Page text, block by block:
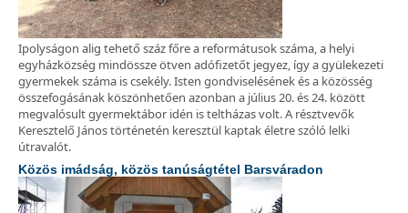
Ipolyságon alig tehető száz főre a reformátusok száma, a helyi
egyházközség mindössze ötven adófizetőt jegyez, így a gyülekezeti
gyermekek száma is csekély. Isten gondviselésének és a közösség
összefogásának köszönhetően azonban a július 20. és 24. között
megvalósult gyermektábor idén is teltházas volt. A résztvevők
Keresztelő János történetén keresztül kaptak életre szóló lelki
útravalót.
Közös imádság, közös tanúságtétel Barsváradon